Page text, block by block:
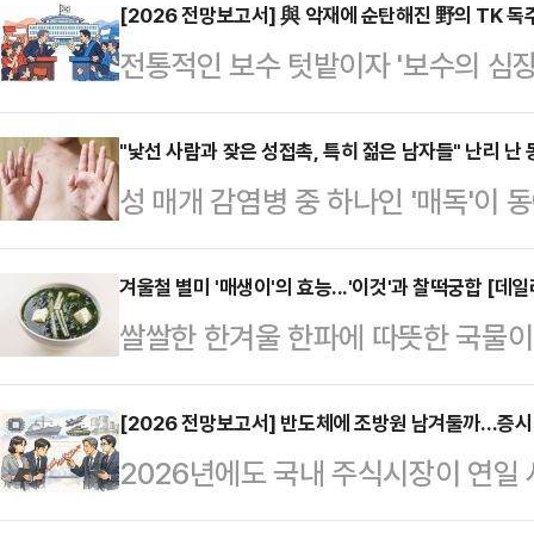
선 대패를 피하기 위해 지도부 일
들어서 그가 조기에 끌어내려질 수
마감될 수도 있다.아직도 그의 영원
때문이다. 그는 이걸로 망하게 돼
광신도들과 “트럼프가 항공모함
부정선…
[2026 전망보고서] 與 악재에 순탄해진 野의 TK 독
전통적인 보수 텃밭이자 '보수의 심
철마다 보수 진영의 승리가 기정사
엄을 앞세워 TK 공략에 본격적으
기획예산처 장관 후보자를 둘러싼
방선거에서도 이변이 일어나기는
가운데 개혁신당이 경쟁력을 발휘
의힘에서는 추경호·최은석 의원이
국회부의장도 …
"낯선 사람과 잦은 성접촉, 특히 젊은 남자들" 난리 난
성 매개 감염병 중 하나인 '매독'이
근 일본 FNN프라임 등 외신에 따
가 1만3000명을 넘어서 당국이 감
자는 2010년대 이후 급증하고 있
2020년 6619명이었던 매독 감염
처음 돌파했다고 밝혔다. 이어
등 매년 1만3000여명을 웃돌고
겨울철 별미 '매생이'의 효능...'이것'과 찰떡궁합 [데
쌀쌀한 한겨울 한파에 따뜻한 국물
은 입맛이 없을 때 밥을 국에 말아
울철 별미는 바로 '매생이국'이다.
부드러운 식감과 독특한 맛이 매력
며, 국물 요리나 비빔밥, 찌개 등 다
[2026 전망보고서] 반도체에 조방원 남겨둘까…증시
2026년에도 국내 주식시장이 연일
이어가고 있다.반도체 섹터가 ‘주도